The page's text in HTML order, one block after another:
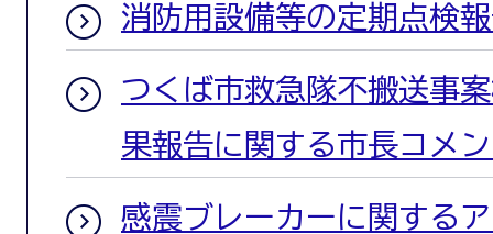
消防用設備等の定期点検
つくば市救急隊不搬送事
果報告に関する市長コメ
感震ブレーカーに関する